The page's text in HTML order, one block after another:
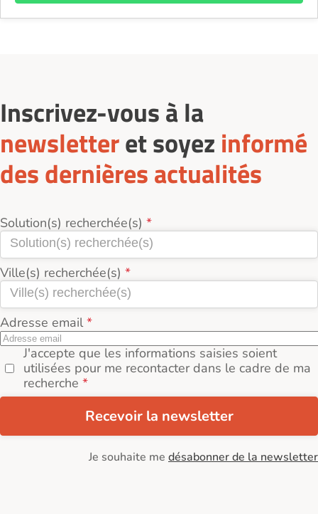
Inscrivez-vous à la
newsletteret soyez informé
des dernières actualités
Solution(s) recherchée(s)
Ville(s) recherchée(s)
Adresse email
J'accepte que les informations saisies soient
utilisées pour me recontacter dans le cadre de ma
recherche
Recevoir la newsletter
Je souhaite me désabonner de la newsletter